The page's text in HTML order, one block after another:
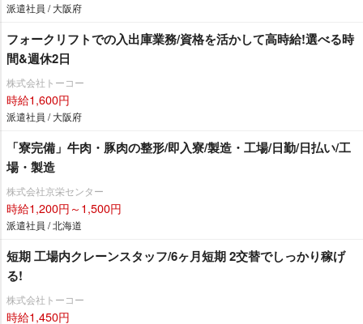
派遣社員 / 大阪府
フォークリフトでの入出庫業務/資格を活かして高時給!選べる時
間&週休2日
株式会社トーコー
時給1,600円
派遣社員 / 大阪府
「寮完備」牛肉・豚肉の整形/即入寮/製造・工場/日勤/日払い/工
場・製造
株式会社京栄センター
時給1,200円～1,500円
派遣社員 / 北海道
短期 工場内クレーンスタッフ/6ヶ月短期 2交替でしっかり稼げ
る!
株式会社トーコー
時給1,450円